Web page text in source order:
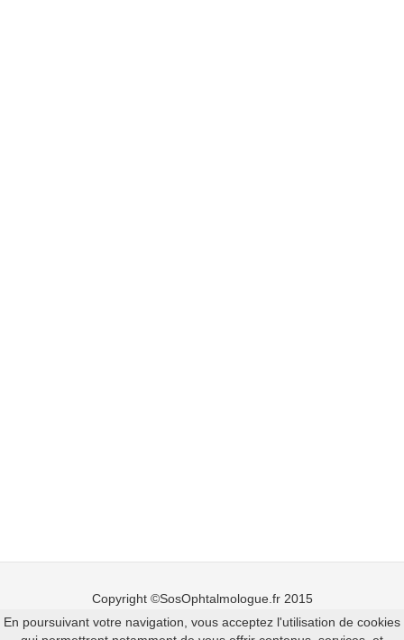
Copyright ©SosOphtalmologue.fr 2015
Mentions légales - Ajouter un ophtalmologue
En poursuivant votre navigation, vous acceptez l'utilisation de cookies